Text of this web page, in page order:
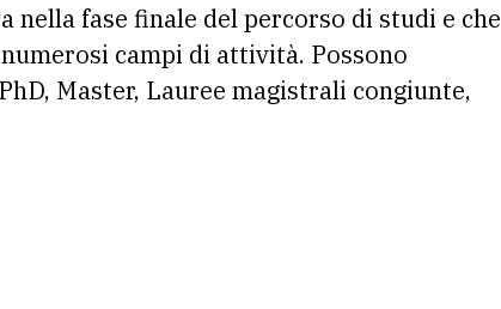
nella fase finale del percorso di studi e che
campi di attività. Possono
Master, Lauree magistrali congiunte,